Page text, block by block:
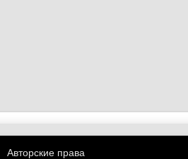
Авторские права